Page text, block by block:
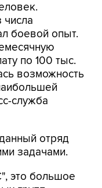
боевой опыт.
по 100 тыс.
возможность
служба
отряд
задачами.
это большое